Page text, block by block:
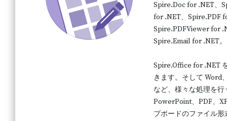
Spire.Doc for .NET、
for .NET、Spire.PDF
Spire.PDFViewer for
Spire.Email for .NET。
Spire.Office for .NET
きます。そして Word
など、様々な処理を
PowerPoint、PDF、
プボードのファイル